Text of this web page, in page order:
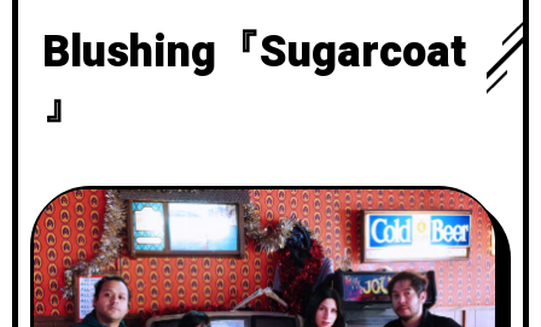
Blushing『Sugarcoat
』